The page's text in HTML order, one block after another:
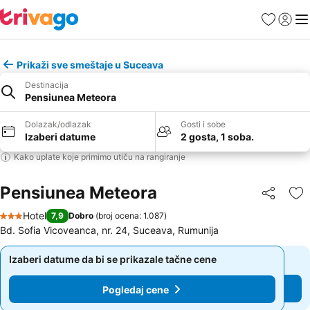
FavoritiPrijavi
Prikaži sve smeštaje u Suceava
Destinacija
Pensiunea Meteora
Dolazak/odlazak
Izaberi datume
Gosti i sobe
2 gosta, 1 soba.
Kako uplate koje primimo utiču na rangiranje
Pensiunea Meteora Deli
3 Zvezdice
Hotel 7,9 Dobro (broj ocena: 1.087)
Bd. Sofia Vicoveanca, nr. 24, Suceava, Rumunija
Izaberi datume da bi se prikazale tačne cene
Pogledaj cene
Izaberi datume da bi se prikazale tačne cene
Pogledaj cene